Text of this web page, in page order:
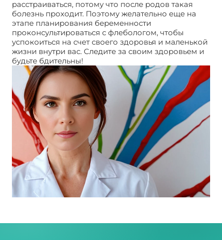
расстраиваться, потому что после родов такая
болезнь проходит. Поэтому желательно еще на
этапе планирования беременности
проконсультироваться с флебологом, чтобы
успокоиться на счет своего здоровья и маленькой
жизни внутри вас. Следите за своим здоровьем и
будьте бдительны!